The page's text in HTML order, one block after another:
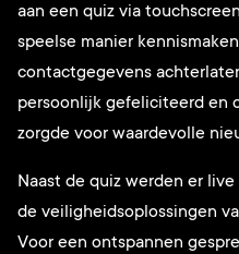
aan een quiz via
speelse manier
contactgegevens
persoonlijk gefeliciteerd en
zorgde voor waardevolle
Naast de quiz werden er
de veiligheidsoplossingen
Voor een ontspannen